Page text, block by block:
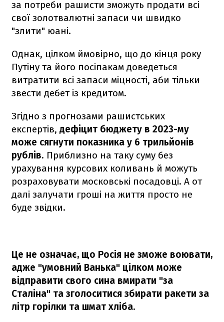
за потреби рашисти зможуть продати всі
свої золотвалютні запаси чи швидко
"злити" юані.
Однак, цілком ймовірно, що до кінця року
Путіну та його посіпакам доведеться
витратити всі запаси міцності, аби тільки
звести дебет із кредитом.
Згідно з прогнозами рашистських
експертів, дефіцит бюджету в 2023-му
може сягнути показника у 6 трильйонів
рублів. Приблизно на таку суму без
урахування курсових коливань й можуть
розраховувати московські посадовці. А от
далі залучати гроші на життя просто не
буде звідки.
Це не означає, що Росія не зможе воювати,
адже "умовний Ванька" цілком може
відправити свого сина вмирати "за
Сталіна" та зголоситися збирати ракети за
літр горілки та шмат хліба.